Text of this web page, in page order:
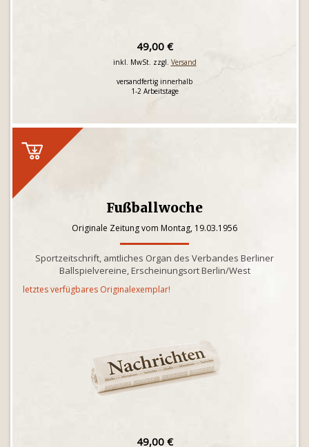
49,00 €
inkl. MwSt. zzgl. Versand
versandfertig innerhalb
1-2 Arbeitstage
Fußballwoche
Originale Zeitung vom Montag, 19.03.1956
Sportzeitschrift, amtliches Organ des Verbandes Berliner
Ballspielvereine, Erscheinungsort Berlin/West
letztes verfügbares Originalexemplar!
49,00 €